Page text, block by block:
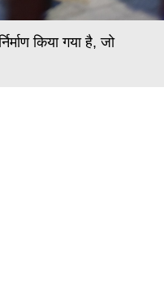
किया गया है, जो